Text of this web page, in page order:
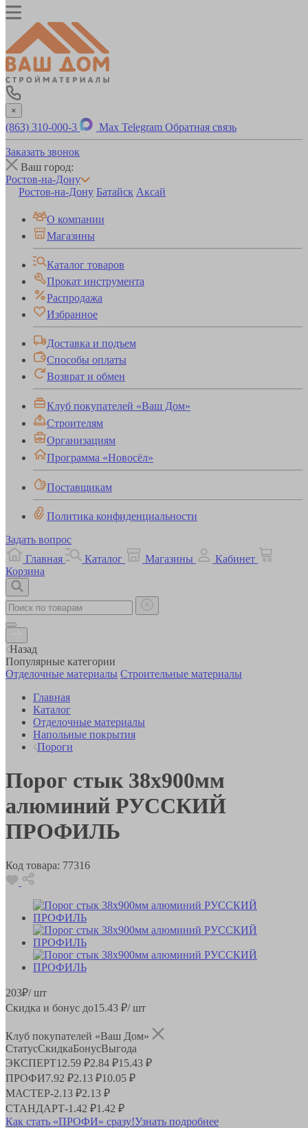
×
(863) 310-000-3 Max Telegram Обратная связь
Заказать звонок
Ваш город:
Ростов-на-Дону
Ростов-на-Дону Батайск Аксай
О компании
Магазины
Каталог товаров
Прокат инструмента
Распродажа
Избранное
Доставка и подъем
Способы оплаты
Возврат и обмен
Клуб покупателей «Ваш Дом»
Строителям
Организациям
Программа «Новосёл»
Поставщикам
Политика конфиденциальности
Задать вопрос
Главная
Каталог Магазины
Кабинет
Корзина
Назад
Популярные категории
Отделочные материалы Строительные материалы
Главная
Каталог
Отделочные материалы
Напольные покрытия
Пороги
Порог стык 38х900мм
алюминий РУССКИЙ
ПРОФИЛЬ
Код товара: 77316
203₽/ шт
Скидка и бонус до15.43 ₽/ шт
Клуб покупателей «Ваш Дом»
СтатусСкидкаБонусВыгода
ЭКСПЕРТ12.59 ₽2.84 ₽15.43 ₽
ПРОФИ7.92 ₽2.13 ₽10.05 ₽
МАСТЕР-2.13 ₽2.13 ₽
СТАНДАРТ-1.42 ₽1.42 ₽
Как стать «ПРОФИ» сразу!Узнать подробнее